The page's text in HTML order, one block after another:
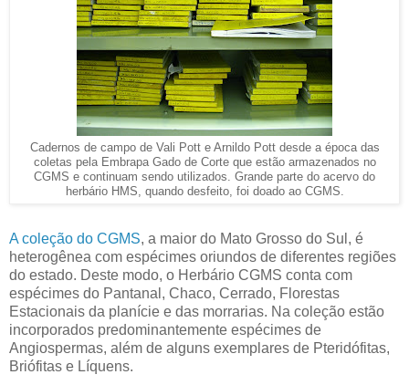
Cadernos de campo de Vali Pott e Arnildo Pott desde a época das
coletas pela Embrapa Gado de Corte que estão armazenados no
CGMS e continuam sendo utilizados. Grande parte do acervo do
herbário HMS, quando desfeito, foi doado ao CGMS.
A coleção do CGMS, a maior do Mato Grosso do Sul, é
heterogênea com espécimes oriundos de diferentes regiões
do estado. Deste modo, o Herbário CGMS conta com
espécimes do Pantanal, Chaco, Cerrado, Florestas
Estacionais da planície e das morrarias. Na coleção estão
incorporados predominantemente espécimes de
Angiospermas, além de alguns exemplares de Pteridófitas,
Briófitas e Líquens.